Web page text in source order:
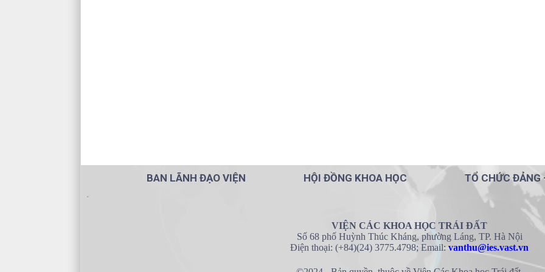
BAN LÃNH ĐẠO VIỆN HỘI ĐỒNG KHOA HỌC TỔ CHỨC ĐẢNG
VIỆN CÁC KHOA HỌC TRÁI ĐẤT
Số 68 phố Huỳnh Thúc Kháng, phường Láng, TP. Hà Nội
Điện thoại: (+84)(24) 3775.4798; Email: vanthu@ies.vast.vn